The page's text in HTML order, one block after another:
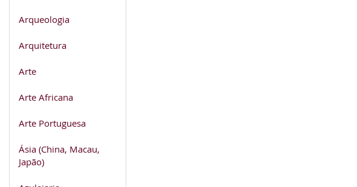
Arqueologia
Arquitetura
Arte
Arte Africana
Arte Portuguesa
Ásia (China, Macau,
Japão)